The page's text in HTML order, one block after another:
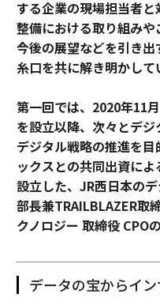
する企業の現場担当者
整備における取り組みや
今後の展望などを引き
糸口を共に解き明かして
第一回では、2020年11
を設立以降、次々とデ
デジタル戦略の推進を
ックスとの共同出資に
設立した、JR西日本の
部長兼TRAILBLAZER取
クノロジー 取締役 CPO
データの宝からイ